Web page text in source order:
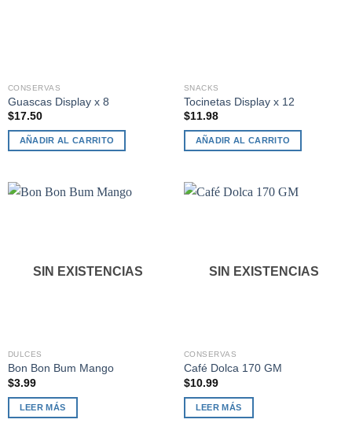
CONSERVAS
Guascas Display x 8
$17.50
AÑADIR AL CARRITO
SNACKS
Tocinetas Display x 12
$11.98
AÑADIR AL CARRITO
SIN EXISTENCIAS
DULCES
Bon Bon Bum Mango
$3.99
LEER MÁS
SIN EXISTENCIAS
CONSERVAS
Café Dolca 170 GM
$10.99
LEER MÁS